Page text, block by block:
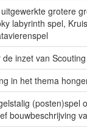
grotere
labyrinth spel,
de inzet van
in het thema
(posten)spel
bouwbeschrijving